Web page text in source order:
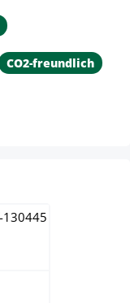
CO2-freundlich